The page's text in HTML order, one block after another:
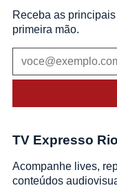
Receba as
primeira mão.
TV Expresso Rio
Acompanhe lives,
conteúdos